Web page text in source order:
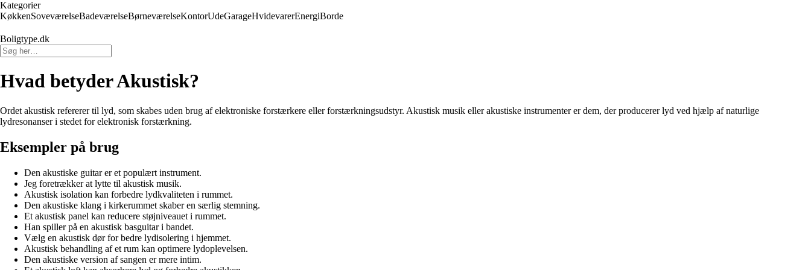
Kategorier
KøkkenSoveværelseBadeværelseBørneværelseKontorUdeGarageHvidevarerEnergiBorde
Boligtype.dk
Hvad betyder Akustisk?
Ordet akustisk refererer til lyd, som skabes uden brug af elektroniske forstærkere eller forstærkningsudstyr. Akustisk musik eller akustiske instrumenter er dem, der producerer lyd ved hjælp af naturlige
lydresonanser i stedet for elektronisk forstærkning.
Eksempler på brug
Den akustiske guitar er et populært instrument.
Jeg foretrækker at lytte til akustisk musik.
Akustisk isolation kan forbedre lydkvaliteten i rummet.
Den akustiske klang i kirkerummet skaber en særlig stemning.
Et akustisk panel kan reducere støjniveauet i rummet.
Han spiller på en akustisk basguitar i bandet.
Vælg en akustisk dør for bedre lydisolering i hjemmet.
Akustisk behandling af et rum kan optimere lydoplevelsen.
Den akustiske version af sangen er mere intim.